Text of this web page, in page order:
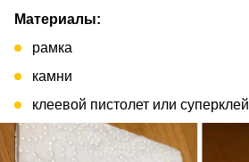
Материалы:
рамка
камни
клеевой пистолет или суперклей